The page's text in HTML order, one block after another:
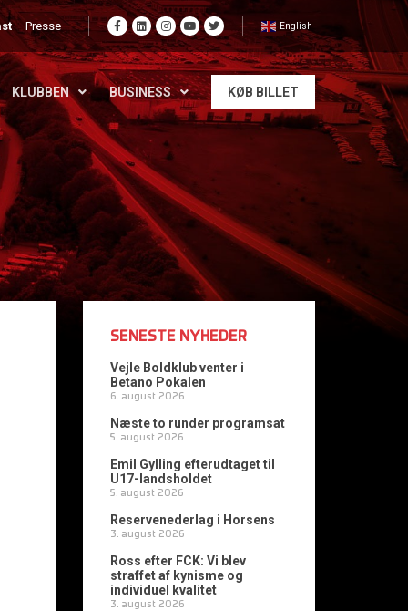
Presse English
KLUBBEN BUSINESS KØB BILLET
SENESTE NYHEDER
Vejle Boldklub venter i
Betano Pokalen
6. august 2026
Næste to runder programsat
5. august 2026
Emil Gylling efterudtaget til
U17-landsholdet
5. august 2026
Reservenederlag i Horsens
3. august 2026
Ross efter FCK: Vi blev
straffet af kynisme og
individuel kvalitet
3. august 2026